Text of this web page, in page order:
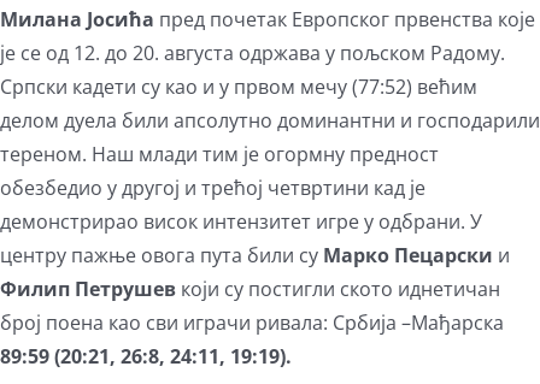
Милана Јосића пред почетак Европског првенства које
је се од 12. до 20. августа одржава у пољском Радому.
Српски кадети су као и у првом мечу (77:52) већим
делом дуела били апсолутно доминантни и господарили
тереном. Наш млади тим је огормну предност
обезбедио у другој и трећој четвртини кад је
демонстрирао висок интензитет игре у одбрани. У
центру пажње овога пута били су Марко Пецарски и
Филип Петрушев који су постигли ското иднетичан
број поена као сви играчи ривала: Србија –Мађарска
89:59 (20:21, 26:8, 24:11, 19:19).